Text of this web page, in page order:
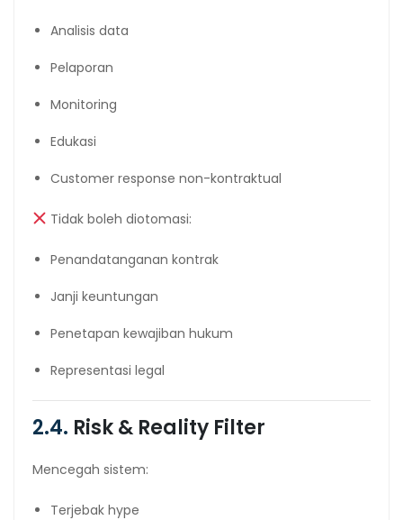
Analisis data
Pelaporan
Monitoring
Edukasi
Customer response non-kontraktual
Tidak boleh diotomasi:
Penandatanganan kontrak
Janji keuntungan
Penetapan kewajiban hukum
Representasi legal
2.4. Risk & Reality Filter
Mencegah sistem:
Terjebak hype